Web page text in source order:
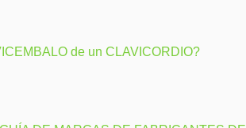
de un CLAVICORDIO?